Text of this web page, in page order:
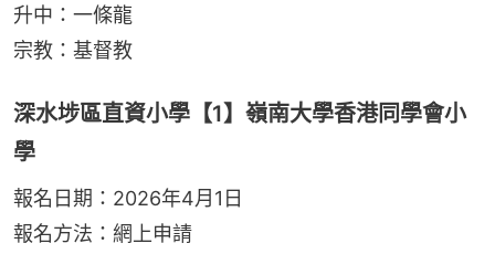
升中：一條龍
宗教：基督教
深水埗區直資小學【1】嶺南大學香港同學會小
學
報名日期：2026年4月1日
報名方法：網上申請